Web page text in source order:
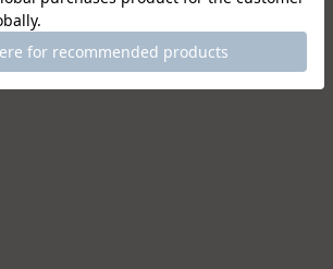
お誕生日の贈り物に
い方へのプレゼントとしても喜ばれそうで